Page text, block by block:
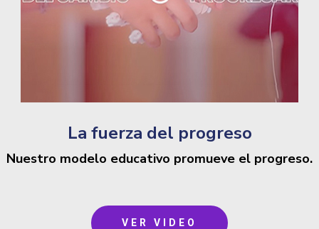
La fuerza del progreso
Nuestro modelo educativo promueve el progreso.
VER VIDEO